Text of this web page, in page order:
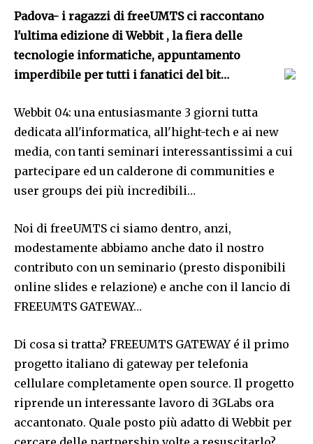
Padova- i ragazzi di freeUMTS ci raccontano
l'ultima edizione di Webbit , la fiera delle
tecnologie informatiche, appuntamento
imperdibile per tutti i fanatici del bit…
Webbit 04: una entusiasmante 3 giorni tutta
dedicata all'informatica, all'hight-tech e ai new
media, con tanti seminari interessantissimi a cui
partecipare ed un calderone di communities e
user groups dei più incredibili…
Noi di freeUMTS ci siamo dentro, anzi,
modestamente abbiamo anche dato il nostro
contributo con un seminario (presto disponibili
online slides e relazione) e anche con il lancio di
FREEUMTS GATEWAY…
Di cosa si tratta? FREEUMTS GATEWAY é il primo
progetto italiano di gateway per telefonia
cellulare completamente open source. Il progetto
riprende un interessante lavoro di 3GLabs ora
accantonato. Quale posto più adatto di Webbit per